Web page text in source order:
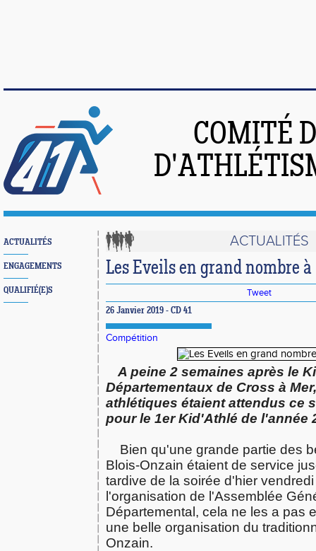
COMITÉ
ACTUALITÉS
ENGAGEMENTS
QUALIFIÉ(E)S
ACTUALITÉS
Les Eveils en grand nombre
Tweet
26 Janvier 2019 - CD 41
Compétition
A peine 2 semaines après le
Départementaux de Cross à
athlétiques étaient attendus ce
pour le 1er Kid'Athlé de l'année
Bien qu'une grande partie des
Blois-Onzain étaient de service
tardive de la soirée d'hier
l'organisation de l'Assemblée
Départemental, cela ne les a pas
une belle organisation du
Onzain.